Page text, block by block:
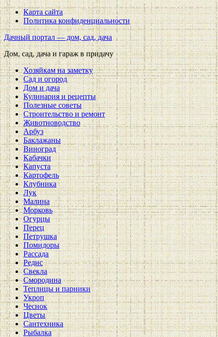
Карта сайта
Политика конфиденциальности
Дачный портал — дом, сад, дача
Дом, сад, дача и гараж в придачу
Хозяйкам на заметку
Сад и огород
Дом и дача
Кулинария и рецепты
Полезные советы
Строительство и ремонт
Животноводство
Арбуз
Баклажаны
Виноград
Кабачки
Капуста
Картофель
Клубника
Лук
Малина
Морковь
Огурцы
Перец
Петрушка
Помидоры
Рассада
Редис
Свекла
Смородина
Теплицы и парники
Укроп
Чеснок
Цветы
Сантехника
Рыбалка